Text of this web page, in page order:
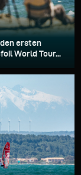
ersten
World Tour...